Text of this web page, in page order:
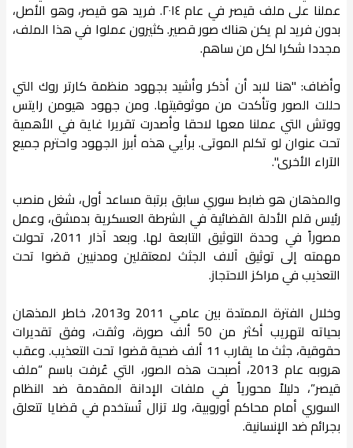
عملنا على ملف قيصر في عام ٢٠١٤. فريد هو قيصر، وهو الأصل،
بدون فريد لم يكن هناك صور قصير. كثيرون عملوا في هذا الملف،
مجددا شكرا لكل من ساهم.
وأضاف: "هنا لابد أن أذكر وأشيد بجهود منظمة كارتر روك التي
حللت الصور وتأكدت من موثوقيتها. ومن جهود هيومن رايتس
ووتش التي عملنا معها لاحقا وأصدرت تقريرا غاية في الأهمية
تحت عنوان لو تكلم الموتى. برأيي هذه أبرز الجهود واحترم جميع
الآراء الأخرى".
والمذهان هو ضابط سوري سابق برتبة مساعد أول، شغل منصب
رئيس قلم الأدلة القضائية في الشرطة العسكرية بدمشق، وعمل
مصوراً في وحدة التوثيق التابعة لها. وبعد آذار 2011، تحولت
مهمته إلى توثيق آلاف الجثث لمعتقلين ومدنيين قضوا تحت
التعذيب في مراكز الاحتجاز.
وخلال الفترة الممتدة بين عامي 2011 و2013، خاطر المذهان
بحياته لتهريب أكثر من 50 ألف صورة، وثقت، وفق تقديرات
حقوقية، جثث ما يقارب 11 ألف ضحية قضوا تحت التعذيب. وعقب
هروبه عام 2013، أصبحت هذه الصور، التي عُرفت باسم “ملف
قيصر”، دليلاً محورياً في ملفات الإدانة المقدمة ضد النظام
السوري أمام محاكم أوروبية، ولا تزال تُستخدم في قضايا تتعلق
بجرائم ضد الإنسانية.